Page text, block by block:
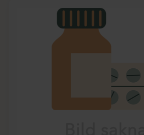
Lista: . Innehåller 1 objekt.